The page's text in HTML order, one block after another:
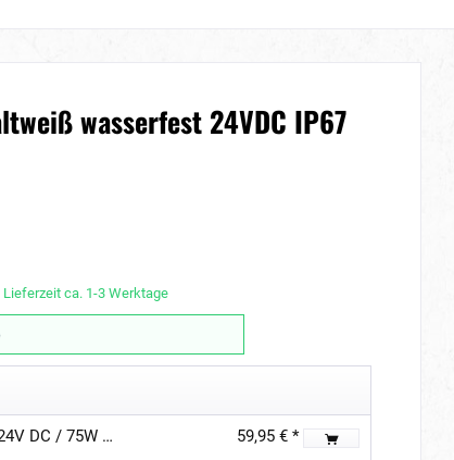
wasserfest 24VDC IP67
ca. 1-3 Werktage
"INATUS" SET - Funk LED Netzteil 24V DC / 75W inkl. Fernbedienung 59,95 € *